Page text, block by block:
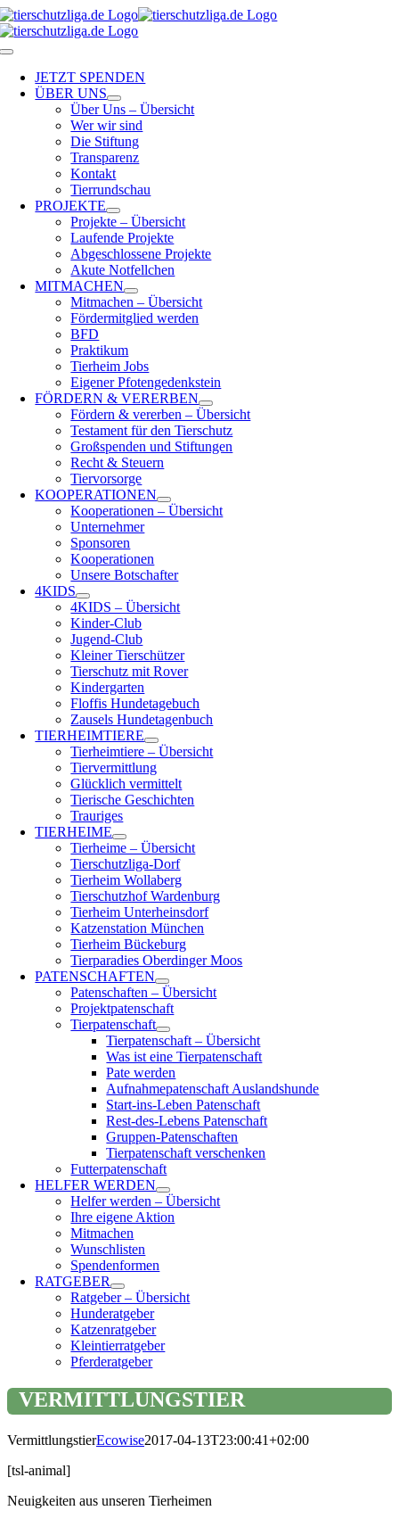
Skip
to
content
Toggle
NavigationJETZT SPENDEN
ÜBER UNS
Über Uns – Übersicht
Wer wir sind
Die Stiftung
Transparenz
Kontakt
Tierrundschau
PROJEKTE
Projekte – Übersicht
Laufende Projekte
Abgeschlossene Projekte
Akute Notfellchen
MITMACHEN
Mitmachen – Übersicht
Fördermitglied werden
BFD
Praktikum
Tierheim Jobs
Eigener Pfotengedenkstein
FÖRDERN & VERERBEN
Fördern & vererben – Übersicht
Testament für den Tierschutz
Großspenden und Stiftungen
Recht & Steuern
Tiervorsorge
KOOPERATIONEN
Kooperationen – Übersicht
Unternehmer
Sponsoren
Kooperationen
Unsere Botschafter
4KIDS
4KIDS – Übersicht
Kinder-Club
Jugend-Club
Kleiner Tierschützer
Tierschutz mit Rover
Kindergarten
Floffis Hundetagebuch
Zausels Hundetagenbuch
TIERHEIMTIERE
Tierheimtiere – Übersicht
Tiervermittlung
Glücklich vermittelt
Tierische Geschichten
Trauriges
TIERHEIME
Tierheime – Übersicht
Tierschutzliga-Dorf
Tierheim Wollaberg
Tierschutzhof Wardenburg
Tierheim Unterheinsdorf
Katzenstation München
Tierheim Bückeburg
Tierparadies Oberdinger Moos
PATENSCHAFTEN
Patenschaften – Übersicht
Projektpatenschaft
Tierpatenschaft
Tierpatenschaft – Übersicht
Was ist eine Tierpatenschaft
Pate werden
Aufnahmepatenschaft Auslandshunde
Start-ins-Leben Patenschaft
Rest-des-Lebens Patenschaft
Gruppen-Patenschaften
Tierpatenschaft verschenken
Futterpatenschaft
HELFER WERDEN
Helfer werden – Übersicht
Ihre eigene Aktion
Mitmachen
Wunschlisten
Spendenformen
RATGEBER
Ratgeber – Übersicht
Hunderatgeber
Katzenratgeber
Kleintierratgeber
Pferderatgeber
VERMITTLUNGSTIER
VermittlungstierEcowise2017-04-13T23:00:41+02:00
[tsl-animal]
Neuigkeiten aus unseren Tierheimen